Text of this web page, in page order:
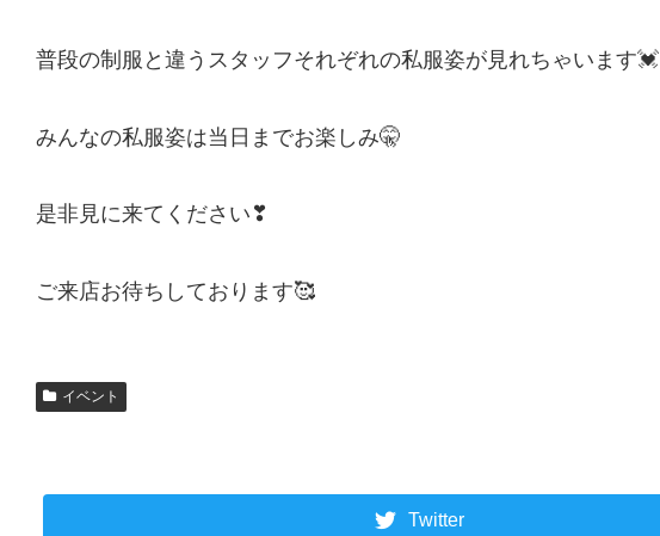
普段の制服と違うスタッフそれぞれの私服姿が見れちゃいます💓
みんなの私服姿は当日までお楽しみ🤫
是非見に来てください❣
ご来店お待ちしております🥰
イベント
Twitter